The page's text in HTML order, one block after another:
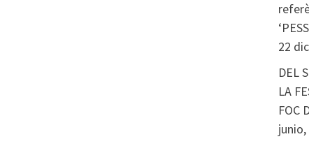
22
DEL
LA
FOC